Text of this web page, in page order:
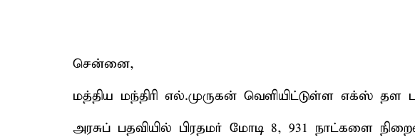
சென்னை,
மத்திய மந்திரி எல்.முருகன் வெளியிட்டுள்ள எக்ஸ் தள
அரசுப் பதவியில் பிரதமர் மோடி 8, 931 நாட்களை